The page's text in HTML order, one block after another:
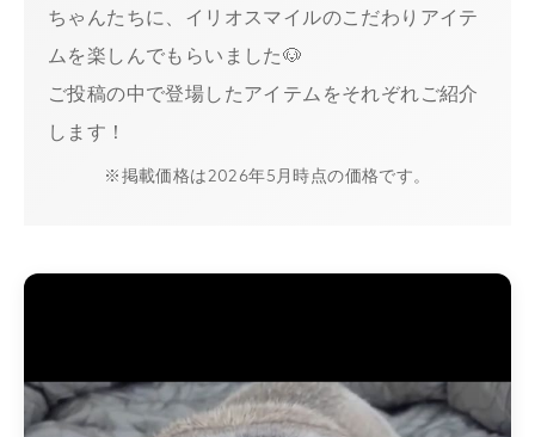
ちゃんたちに、イリオスマイルのこだわりアイテ
ムを楽しんでもらいました🐶
ご投稿の中で登場したアイテムをそれぞれご紹介
します！
※掲載価格は2026年5月時点の価格です。